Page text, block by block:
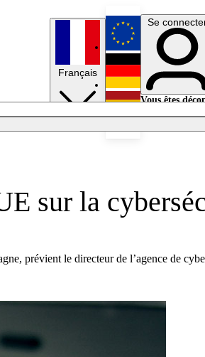
Français
English
Deutsch
Se
Vous êtes
sur la
prévient le directeur de l’agence de